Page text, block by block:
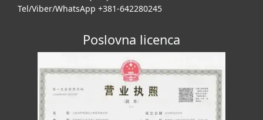
Tel/Viber/WhatsApp +381-642280245
Poslovna licenca